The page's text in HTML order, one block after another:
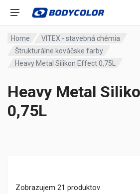
Home
VITEX - stavebná chémia
Štrukturálne kováčske farby
Heavy Metal Silikon Effect 0,75L
Heavy Metal
0,75L
Zobrazujem 21 produktov